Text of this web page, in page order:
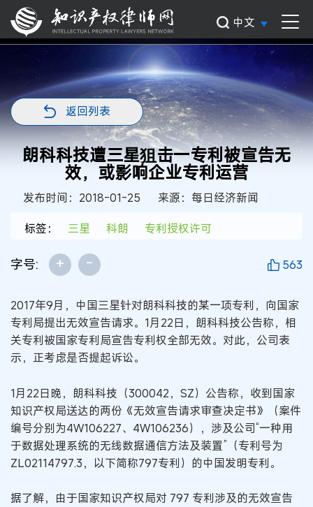
中文
返回列表
朗科科技遭三星狙击一专利被宣告无
效，或影响企业专利运营
发布时间：2018-01-25
来源：每日经济新闻
标签：
三星 科朗 专利授权许可
字号: + - 563
2017年9月，中国三星针对朗科科技的某一项专利，向国家
专利局提出无效宣告请求。1月22日，朗科科技公告称，相
关专利被国家专利局宣告专利权全部无效。对此，公司表
示，正考虑是否提起诉讼。
1月22日晚，朗科科技（300042，SZ）公告称，收到国家
知识产权局送达的两份《无效宣告请求审查决定书》（案件
编号分别为4W106227、4W106236），涉及公司“一种用
于数据处理系统的无线数据通信方法及装置”（专利号为
ZL02114797.3，以下简称797专利）的中国发明专利。
据了解，由于国家知识产权局对 797 专利涉及的无效宣告